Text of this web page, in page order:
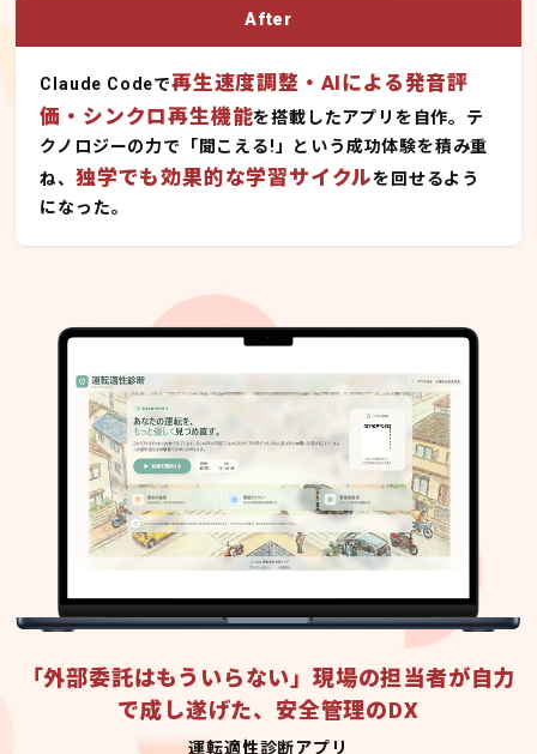
After
Claude Codeで再生速度調整・AIによる発音評
価・シンクロ再生機能を搭載したアプリを自作。テ
クノロジーの力で「聞こえる!」という成功体験を積み重
ね、独学でも効果的な学習サイクルを回せるよう
になった。
「外部委託はもういらない」現場の担当者が自力
で成し遂げた、安全管理のDX
運転適性診断アプリ